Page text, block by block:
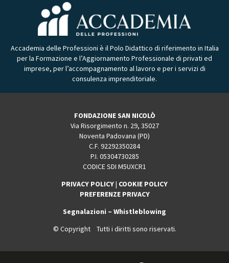
Accademia delle Professioni è il Polo Didattico di riferimento in Italia
per la Formazione e l’Aggiornamento Professionale di privati ed
imprese, per l’accompagnamento al lavoro e per i servizi di
consulenza imprenditoriale.
FONDAZIONE SAN NICOLÒ
Via Risorgimento n. 29, 35027
Noventa Padovana (PD)
C.F. 92292350284
P.I. 05304730285
CODICE SDI M5UXCR1
PRIVACY POLICY| COOKIE POLICY
PREFERENZE PRIVACY
Segnalazioni – Whistleblowing
© Copyright Tutti i diritti sono riservati.